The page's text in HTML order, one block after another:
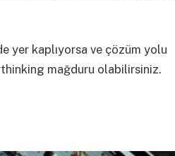
yer kaplıyorsa ve çözüm yolu
mağduru olabilirsiniz.